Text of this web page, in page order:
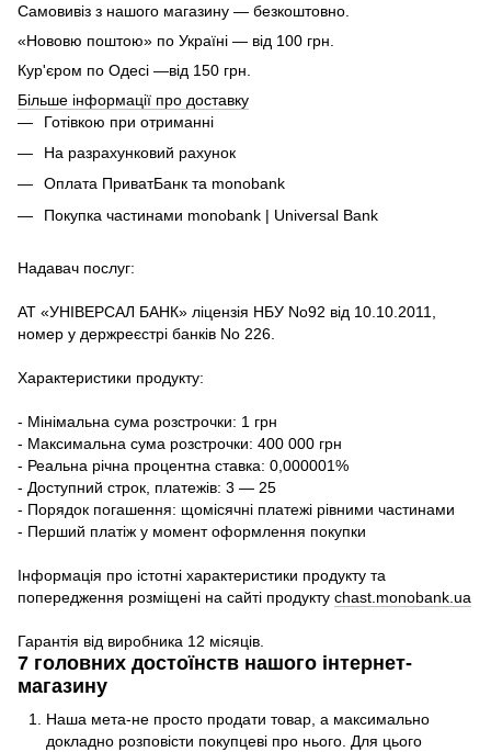
Самовивіз з нашого магазину — безкоштовно.
«Нововю поштою» по Україні — від 100 грн.
Кур'єром по Одесі —від 150 грн.
Більше інформації про доставку
Готівкою при отриманні
На разрахунковий рахунок
Оплата ПриватБанк та monobank
Покупка частинами monobank | Universal Bank
Надавач послуг:
АТ «УНІВЕРСАЛ БАНК» ліцензія НБУ No92 від 10.10.2011,
номер у держреєстрі банків No 226.
Характеристики продукту:
- Мінімальна сума розстрочки: 1 грн
- Максимальна сума розстрочки: 400 000 грн
- Реальна річна процентна ставка: 0,000001%
- Доступний строк, платежів: 3 — 25
- Порядок погашення: щомісячні платежі рівними частинами
- Перший платіж у момент оформлення покупки
Інформація про істотні характеристики продукту та
попередження розміщені на сайті продукту chast.monobank.ua
Гарантія від виробника 12 місяців.
7 головних достоїнств нашого інтернет-
магазину
Наша мета-не просто продати товар, а максимально
докладно розповісти покупцеві про нього. Для цього